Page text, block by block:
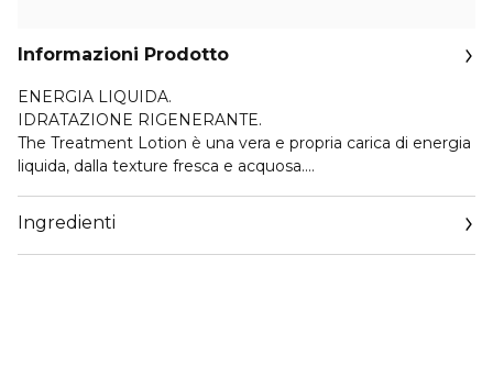
Informazioni Prodotto
ENERGIA LIQUIDA.
IDRATAZIONE RIGENERANTE.
The Treatment Lotion è una vera e propria carica di energia
liquida, dalla texture fresca e acquosa.
per preparare la pelle ai trattamenti successivi.
Ingredienti